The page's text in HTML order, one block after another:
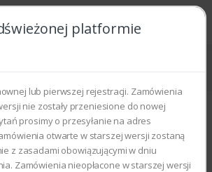
platformie
lub pierwszej rejestracji. Zamówienia
nie zostały przeniesione do nowej
prosimy o przesyłanie na adres
otwarte w starszej wersji zostaną
z zasadami obowiązującymi w dniu
Zamówienia nieopłacone w starszej wersji
zamienne